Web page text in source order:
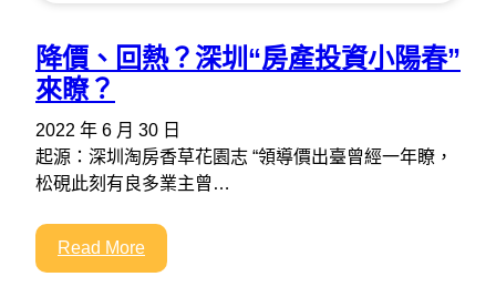
降價、回熱？深圳“房產投資小陽春”
來瞭？
2022 年 6 月 30 日
起源：深圳淘房香草花園志 “領導價出臺曾經一年瞭，
松硯此刻有良多業主曾…
Read More